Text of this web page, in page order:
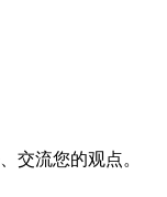
交流您的观点。